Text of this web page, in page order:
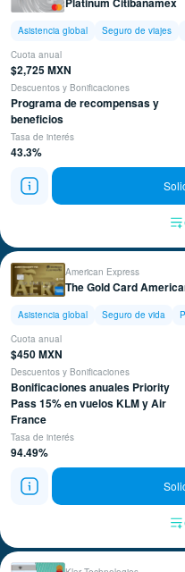
Asistencia global Seguro de viajes
Cuota anual
$2,725 MXN
Descuentos y Bonificaciones
Programa de recompensas y
beneficios
Tasa de interés
43.3%
American Express
The Gold Card
Asistencia global Seguro de vida
Cuota anual
$450 MXN
Descuentos y Bonificaciones
Bonificaciones anuales Priority
Pass 15% en vuelos KLM y Air
France
Tasa de interés
94.49%